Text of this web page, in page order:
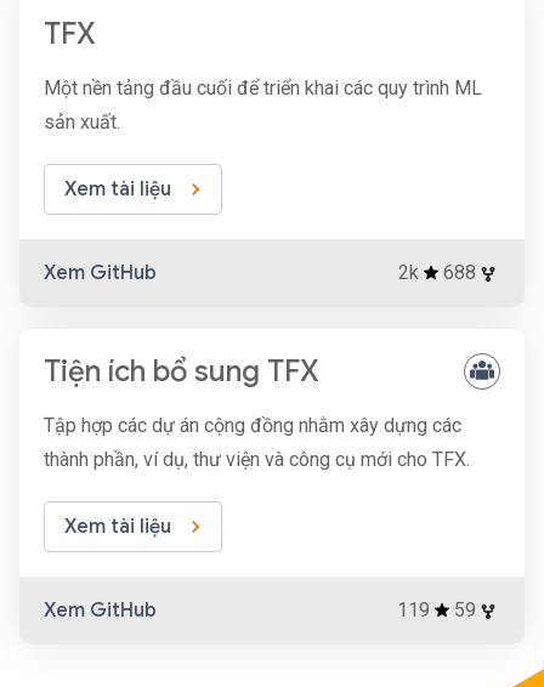
TFX
Một nền tảng đầu cuối để triển khai các quy trình ML
sản xuất.
Xem tài liệu
Xem GitHub 2k 688
Tiện ích bổ sung TFX
Tập hợp các dự án cộng đồng nhằm xây dựng các
thành phần, ví dụ, thư viện và công cụ mới cho TFX.
Xem tài liệu
Xem GitHub 119 59